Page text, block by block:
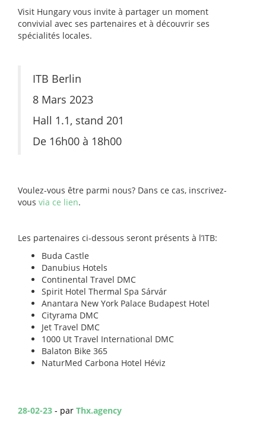
Visit Hungary vous invite à partager un moment
convivial avec ses partenaires et à découvrir ses
spécialités locales.
ITB Berlin
8 Mars 2023
Hall 1.1, stand 201
De 16h00 à 18h00
Voulez-vous être parmi nous? Dans ce cas, inscrivez-
vous via ce lien.
Les partenaires ci-dessous seront présents à l’ITB:
Buda Castle
Danubius Hotels
Continental Travel DMC
Spirit Hotel Thermal Spa Sárvár
Anantara New York Palace Budapest Hotel
Cityrama DMC
Jet Travel DMC
1000 Ut Travel International DMC
Balaton Bike 365
NaturMed Carbona Hotel Héviz
28-02-23 - par Thx.agency